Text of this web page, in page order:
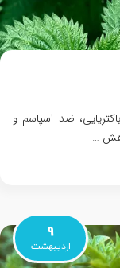
ضد اسپاسم و
…
9
اردیبهشت